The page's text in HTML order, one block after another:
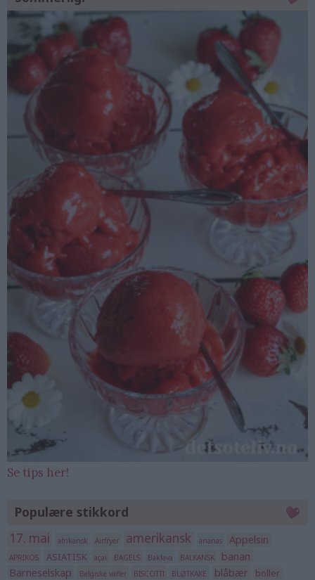
Se tips her!
Populære stikkord
17. mai afrikansk Airfryer amerikansk ananas Appelsin
APRIKOS ASIATISK açai BAGELS Baklava BALKANSK
banan
Barneselskap
Belgiske vafler BISCOTTI BLØTKAKE blåbær boller